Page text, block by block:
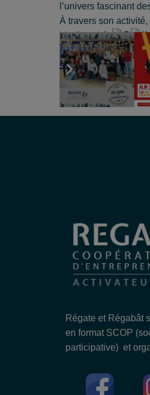
l’univers fascinant
À travers son
biodiversité.
Grâce à la
captiver par la magie
Ecouter
Régate et Régabât
en format SCOP
participative) et